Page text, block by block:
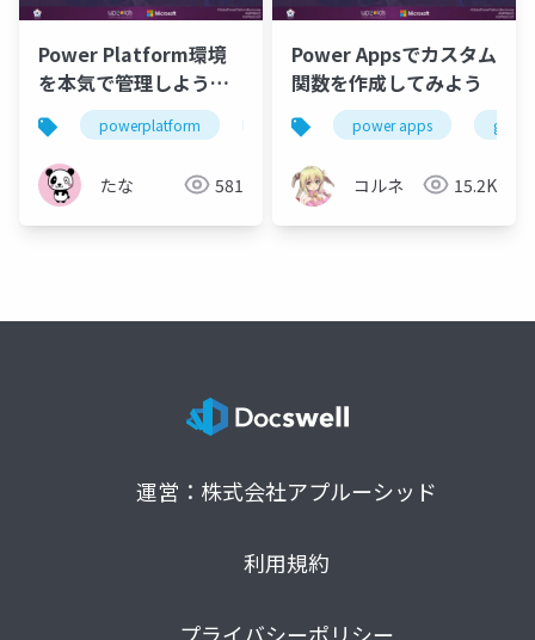
Power Platform環境
を本気で管理しようと
思ったら聞くと面白い
かもしれない座談会 ～
パンダと愉快な仲間た
ち～
powerplatform gppb2025jp
たな 581
Power Appsでカスタム
関数を作成してみよう
power apps
コルネ 15.2K
運営：株式会社アプルーシッド
利用規約
プライバシーポリシー